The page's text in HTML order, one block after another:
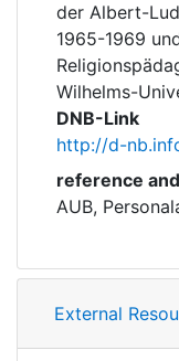
der Albert-
1965-1969
Wilhelms-
DNB-Link
http://d-
reference
AUB,
External